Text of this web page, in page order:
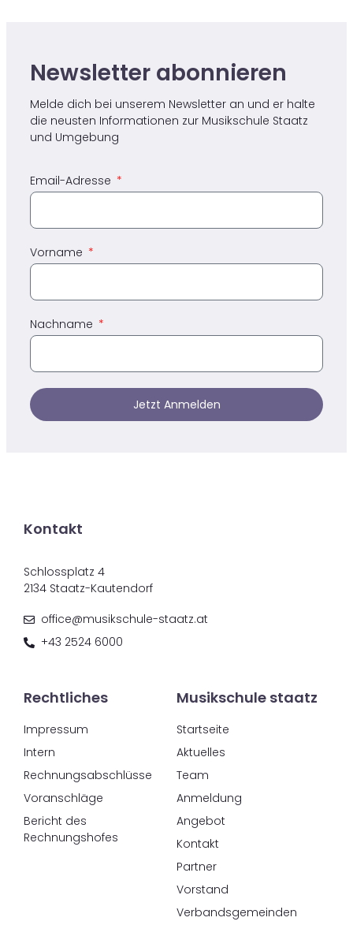
Newsletter abonnieren ​
Melde dich bei unserem Newsletter an und er halte
die neusten Informationen zur Musikschule Staatz​
und Umgebung
Email-Adresse
Vorname
Nachname
Jetzt Anmelden
Musikschule staatz
Startseite
Aktuelles
Team
Anmeldung
Angebot
Kontakt
Partner
Vorstand
Verbandsgemeinden
Rechtliches
Impressum
Intern
Rechnungsabschlüsse
Voranschläge
Bericht des
Rechnungshofes
Kontakt
Schlossplatz 4
2134 Staatz-Kautendorf
office@musikschule-staatz.at
+43 2524 6000